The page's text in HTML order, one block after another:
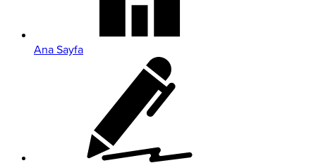
Ana Sayfa